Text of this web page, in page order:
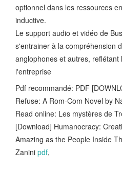
optionnel dans les ressources
inductive.
Le support audio et vidéo de
s'entrainer à la compréhension
anglophones et autres,
l'entreprise
Pdf recommandé: PDF
Refuse: A Rom-Com Novel by
Read online: Les mystères de
[Download] Humanocracy:
Amazing as the People Inside
Zanini pdf,